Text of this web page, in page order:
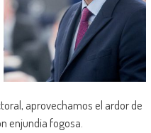
aprovechamos el ardor de
enjundia fogosa.